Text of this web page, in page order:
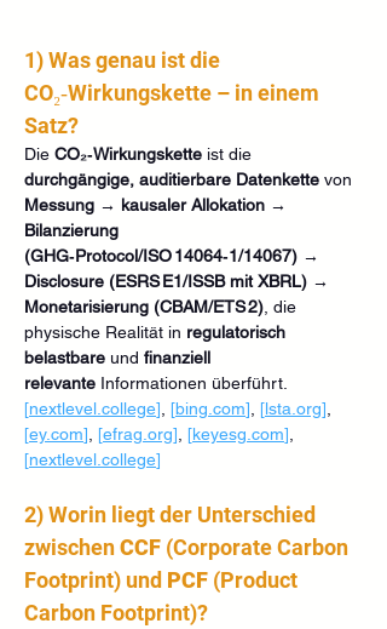
1) Was genau ist die
CO₂‑Wirkungskette – in einem
Satz?
Die CO₂‑Wirkungskette ist die
durchgängige, auditierbare Datenkette von
Messung → kausaler Allokation →
Bilanzierung
(GHG‑Protocol/ISO 14064‑1/14067) →
Disclosure (ESRS E1/ISSB mit XBRL) →
Monetarisierung (CBAM/ETS 2) , die
physische Realität in regulatorisch
belastbare und finanziell
relevante Informationen überführt.
[nextlevel.college] [bing.com] [lsta.org]
[ey.com] [efrag.org] [keyesg.com]
[nextlevel.college]
2) Worin liegt der Unterschied
zwischen CCF (Corporate Carbon
Footprint) und PCF (Product
Carbon Footprint)?